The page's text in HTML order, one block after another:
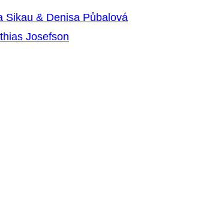
Sikau & Denisa Půbalová
Josefson